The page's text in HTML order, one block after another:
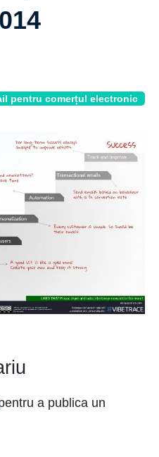
pentru comerțul electronic
a publica un